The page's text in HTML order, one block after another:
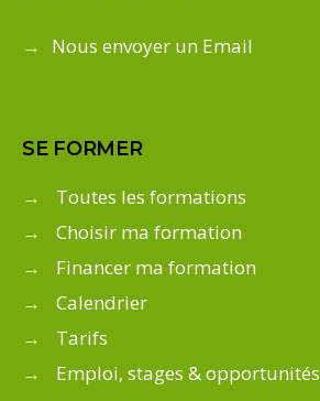
→ Nous envoyer un Email
SE FORMER
→
Toutes les formations
→
Choisir ma formation
→
Financer ma formation
→
Calendrier
→
Tarifs
→
Emploi, stages & opportunités